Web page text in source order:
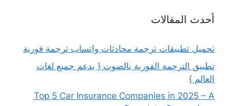
أحدث المقالات
تحميل تطبيقات ترجمة محادثات واتساب ترجمة فورية
تطبيق الترجمة الفورية بالصوت { يدعم جميع لغات
العالم }
Top 5 Car Insurance Companies in 2025 – A